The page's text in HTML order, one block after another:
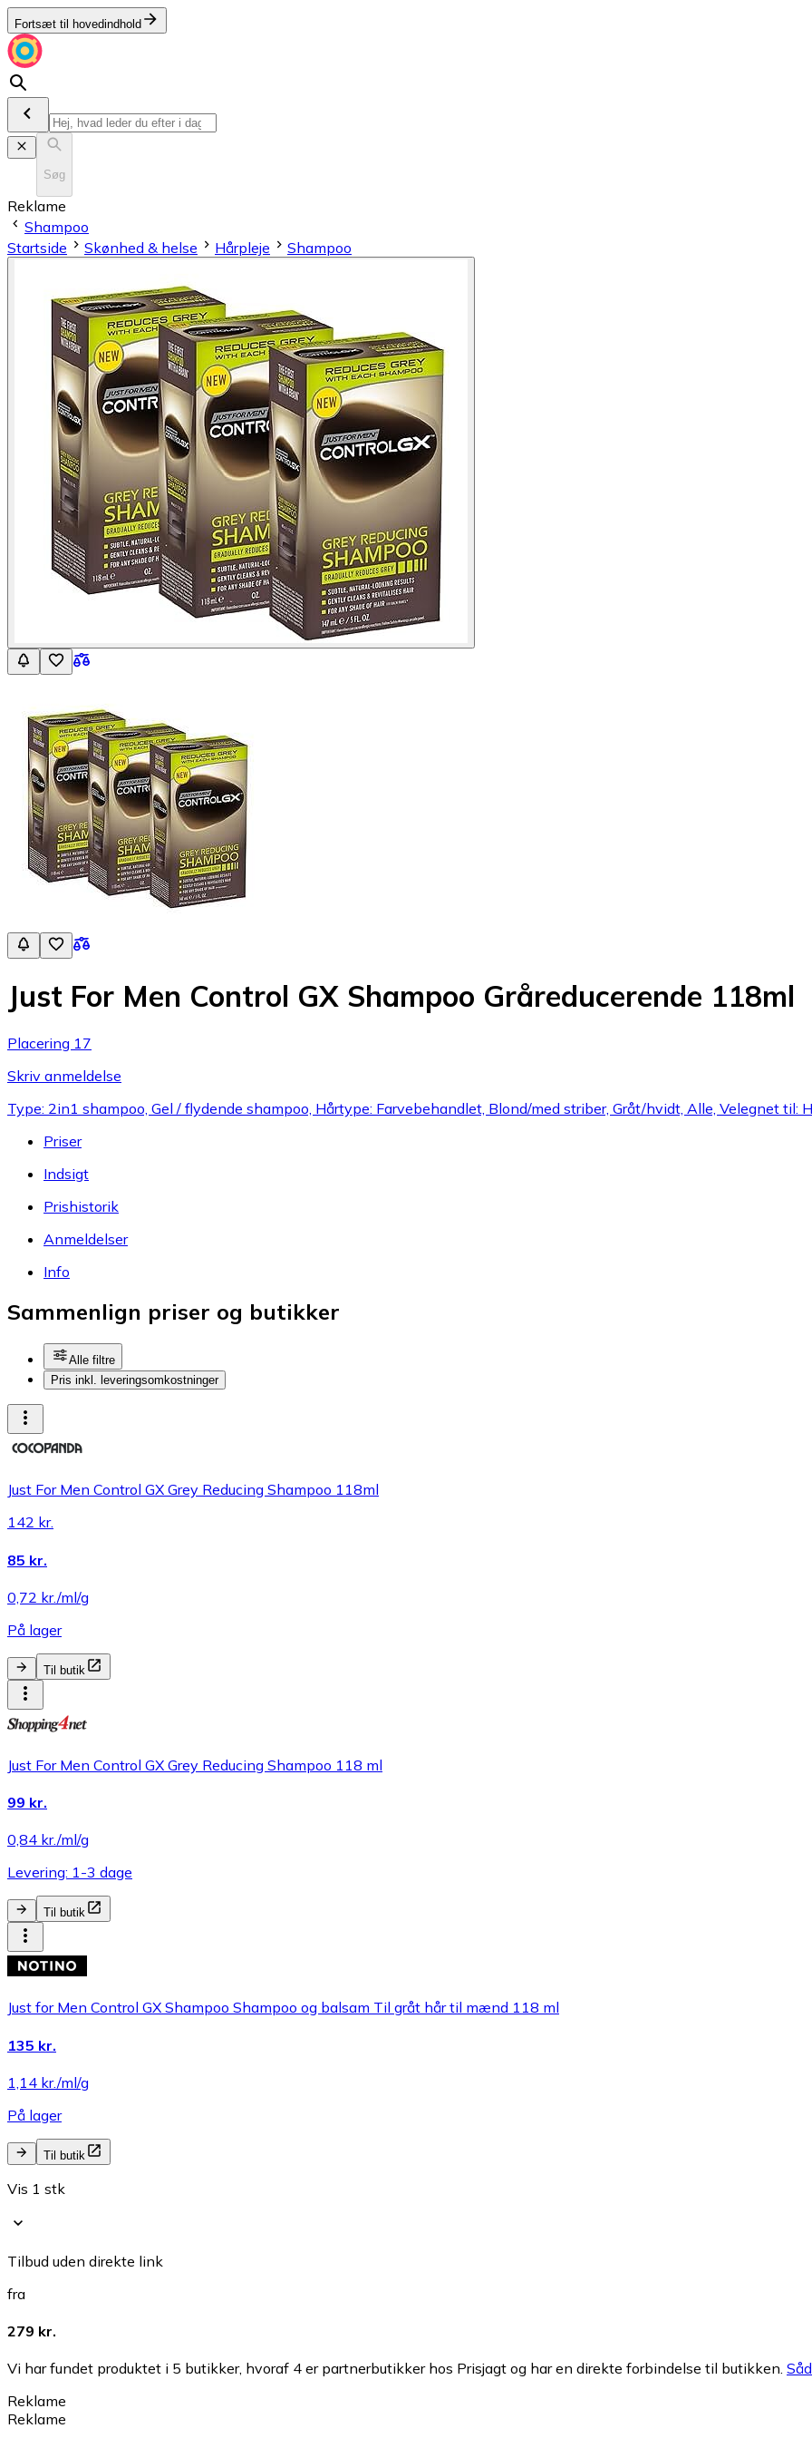
Fortsæt til hovedindhold
Søg
Reklame
Shampoo
Startside
Skønhed & helse Hårpleje Shampoo
Just For Men Control GX Shampoo Gråreducerende 118ml
Placering 17
Skriv anmeldelse
Type: 2in1 shampoo, Gel / flydende shampoo, Hårtype: Farvebehandlet, Blond/med striber, Gråt/hvidt, Alle, Velegnet til:
Priser
Indsigt
Prishistorik
Anmeldelser
Info
Sammenlign priser og butikker
Alle filtre
Pris inkl. leveringsomkostninger
Just For Men Control GX Grey Reducing Shampoo 118ml
142 kr.
85 kr.
0,72 kr./ml/g
På lager
Til butik
Just For Men Control GX Grey Reducing Shampoo 118 ml
99 kr.
0,84 kr./ml/g
Levering: 1-3 dage
Til butik
Just for Men Control GX Shampoo Shampoo og balsam Til gråt hår til mænd 118 ml
135 kr.
1,14 kr./ml/g
På lager
Til butik
Vis 1 stk
Tilbud uden direkte link
fra
279 kr.
Vi har fundet produktet i 5 butikker, hvoraf 4 er partnerbutikker hos Prisjagt og har en direkte forbindelse til butikken.
Reklame
Reklame